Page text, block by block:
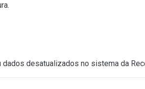
desatualizados no sistema da